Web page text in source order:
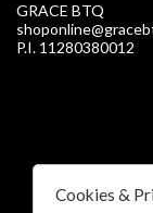
GRACE BTQ
P.I. 11280380012
Cookies &